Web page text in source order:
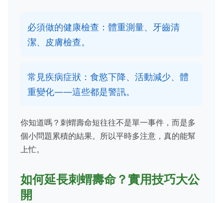
必須做的健康檢查：體重測量、牙齒清
潔、皮膚檢查。
常見疾病症狀：食慾下降、活動減少、體
重變化——這些都是警訊。
你知道嗎？刺蝟壽命短往往不是單一事件，而是多
個小問題累積的結果。所以平時多注意，真的能幫
上忙。
如何延長刺蝟壽命？實用技巧大公
開